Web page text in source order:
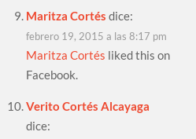
Maritza Cortés dice:
febrero 19, 2015 a las 8:17 pm
Maritza Cortés liked this on
Facebook.
Verito Cortés Alcayaga
dice: